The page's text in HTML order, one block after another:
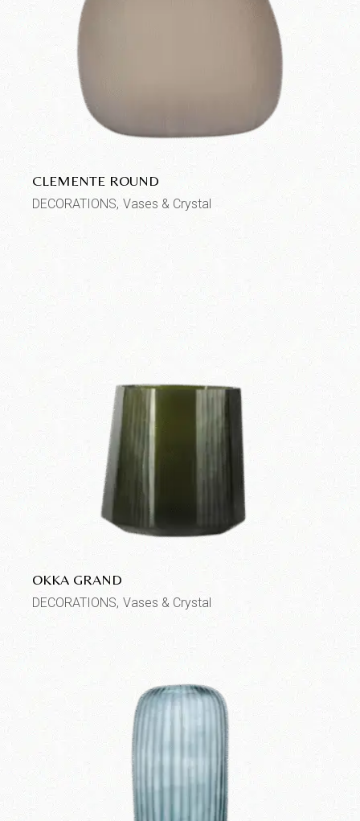
CLEMENTE ROUND
DECORATIONS Vases & Crystal
OKKA GRAND
DECORATIONS Vases & Crystal